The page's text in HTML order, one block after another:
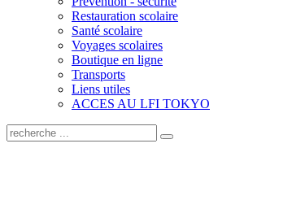
Restauration scolaire
Santé scolaire
Voyages scolaires
Boutique en ligne
Transports
Liens utiles
ACCES AU LFI TOKYO